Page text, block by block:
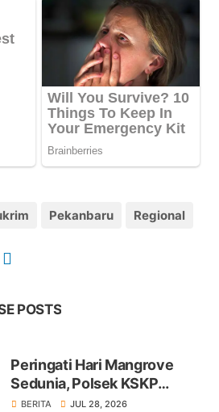
Pekanbaru Regional
POSTS
Peringati Hari Mangrove
Sedunia, Polsek KSKP
Tembilahan Tanam 100 Bibit
BERITA JUL 28, 2026